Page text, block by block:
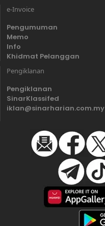
e-Invoice
Pengumuman
Memo
Info
Khidmat Pelanggan
Pengiklanan
Pengiklanan
SinarKlassifed
iklan@sinarharian.com.my